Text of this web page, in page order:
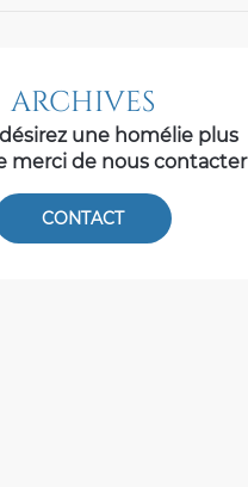
ARCHIVES
une homélie plus
merci de nous contacter
CONTACT